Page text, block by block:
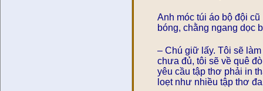
Anh móc túi áo bộ đội
bóng, chằng ngang dọc
– Chú giữ lấy. Tôi sẽ
chưa đủ, tôi sẽ về quê
yêu cầu tập thơ phải in
loẹt như nhiều tập thơ